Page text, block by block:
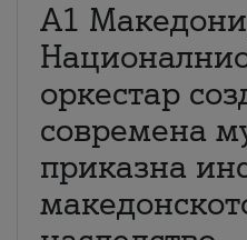
А1
оркестар
современа
приказна